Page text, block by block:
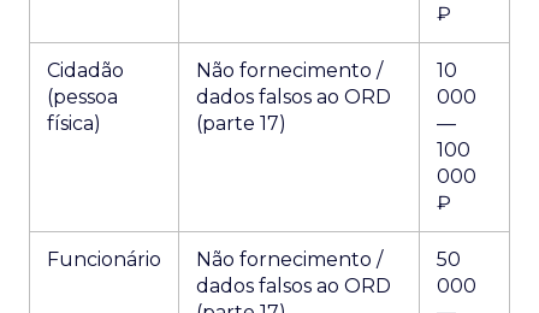
₽
Cidadão
(pessoa
física)
Não fornecimento /
dados falsos ao ORD
(parte 17)
10
000
—
100
000
₽
Funcionário
Não fornecimento /
dados falsos ao ORD
50
000